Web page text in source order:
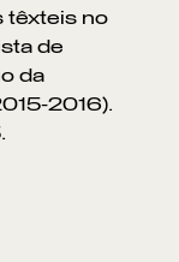
têxteis no
de
da
2016).